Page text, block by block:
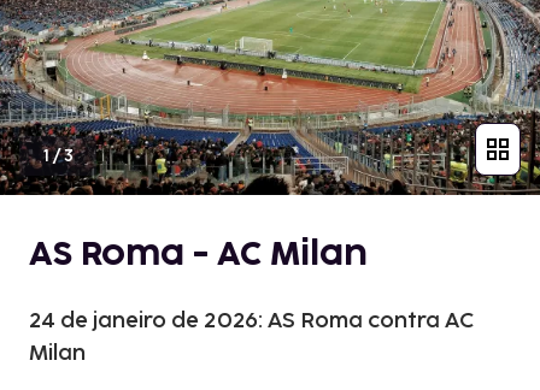
1/3
AS Roma - AC Milan
24 de janeiro de 2026: AS Roma contra AC
Milan